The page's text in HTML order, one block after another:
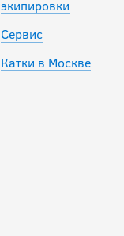
экипировки
Сервис
Катки в Москве